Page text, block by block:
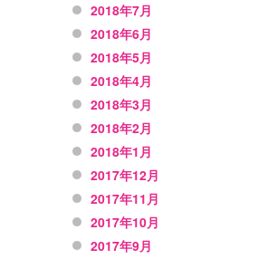
2018年7月
2018年6月
2018年5月
2018年4月
2018年3月
2018年2月
2018年1月
2017年12月
2017年11月
2017年10月
2017年9月